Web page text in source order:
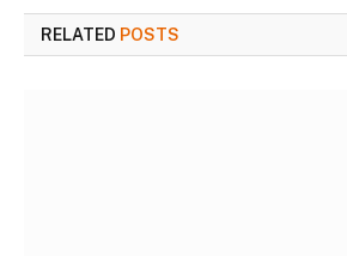
RELATED POSTS